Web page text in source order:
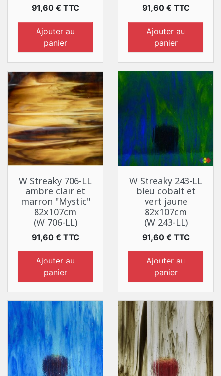
Prix
91,60 € TTC
Ajouter au
panier
Prix
91,60 € TTC
Ajouter au
panier
W Streaky 706-LL
ambre clair et
marron "Mystic"
82x107cm
(W 706-LL)
Prix
91,60 € TTC
Ajouter au
panier
W Streaky 243-LL
bleu cobalt et
vert jaune
82x107cm
(W 243-LL)
Prix
91,60 € TTC
Ajouter au
panier